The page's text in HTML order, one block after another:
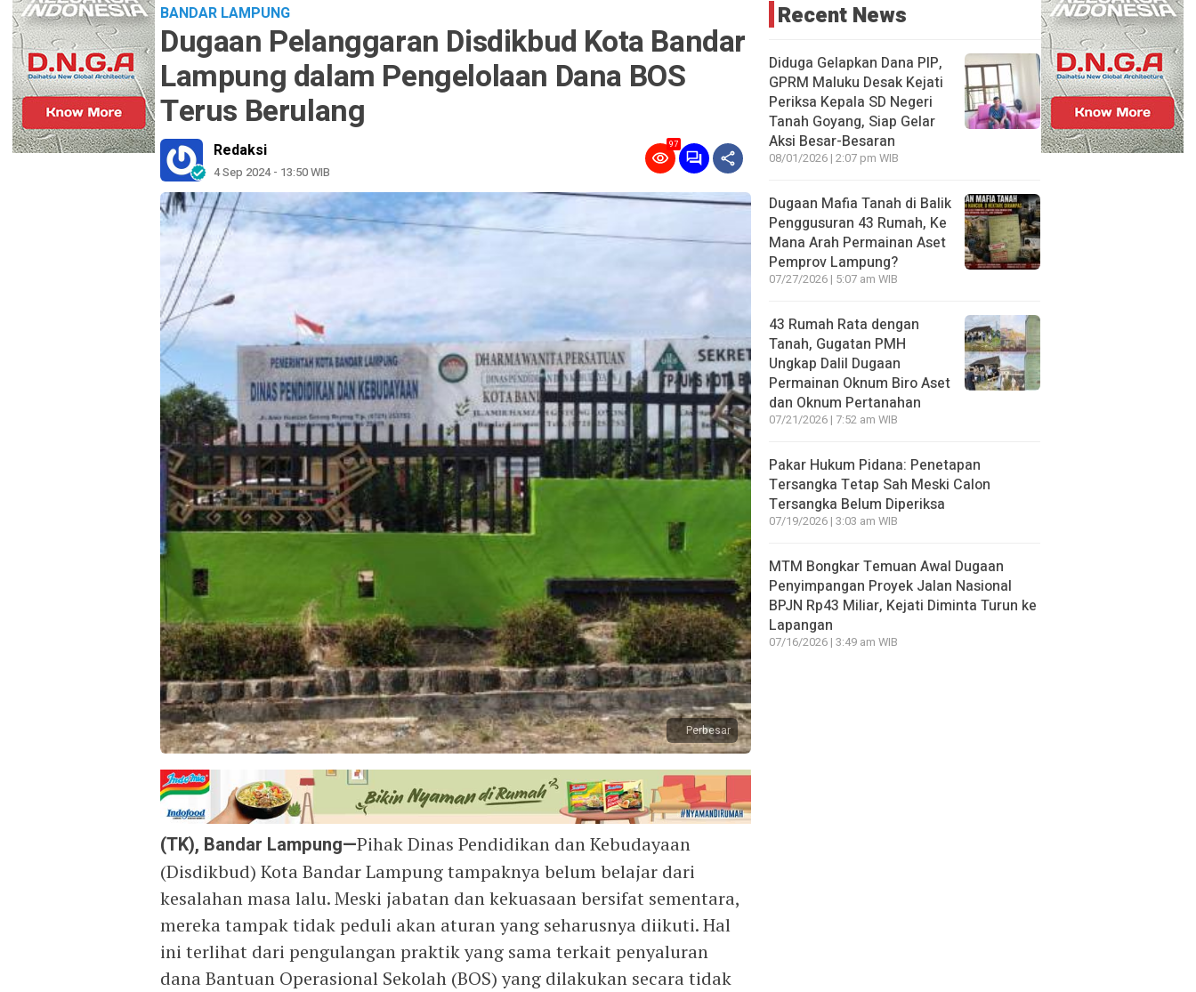
BANDAR LAMPUNG
Dugaan Pelanggaran Disdikbud Kota Bandar
Lampung dalam Pengelolaan Dana BOS
Terus Berulang
Redaksi
4 Sep 2024 - 13:50 WIB
97
Perbesar
(TK), Bandar Lampung—Pihak Dinas Pendidikan dan Kebudayaan
(Disdikbud) Kota Bandar Lampung tampaknya belum belajar dari
kesalahan masa lalu. Meski jabatan dan kekuasaan bersifat sementara,
mereka tampak tidak peduli akan aturan yang seharusnya diikuti. Hal
ini terlihat dari pengulangan praktik yang sama terkait penyaluran
dana Bantuan Operasional Sekolah (BOS) yang dilakukan secara tidak
Recent News
Diduga Gelapkan Dana PIP,
GPRM Maluku Desak Kejati
Periksa Kepala SD Negeri
Tanah Goyang, Siap Gelar
Aksi Besar-Besaran
08/01/2026 | 2:07 pm WIB
Dugaan Mafia Tanah di Balik
Penggusuran 43 Rumah, Ke
Mana Arah Permainan Aset
Pemprov Lampung?
07/27/2026 | 5:07 am WIB
43 Rumah Rata dengan
Tanah, Gugatan PMH
Ungkap Dalil Dugaan
Permainan Oknum Biro Aset
dan Oknum Pertanahan
07/21/2026 | 7:52 am WIB
Pakar Hukum Pidana: Penetapan
Tersangka Tetap Sah Meski Calon
Tersangka Belum Diperiksa
07/19/2026 | 3:03 am WIB
MTM Bongkar Temuan Awal Dugaan
Penyimpangan Proyek Jalan Nasional
BPJN Rp43 Miliar, Kejati Diminta Turun ke
Lapangan
07/16/2026 | 3:49 am WIB